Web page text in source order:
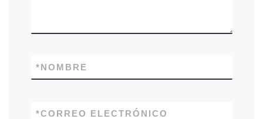
NOMBRE
*
CORREO ELECTRÓNICO
*